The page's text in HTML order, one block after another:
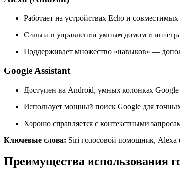
Работает на устройствах Echo и совместимых
Сильна в управлении умным домом и
Поддерживает множество «навыков» —
Google Assistant
Доступен на Android, умных колонках Google
Использует мощный поиск Google для
Хорошо справляется с контекстными
Ключевые слова: Siri голосовой помощник, Alexa
Преимущества использования